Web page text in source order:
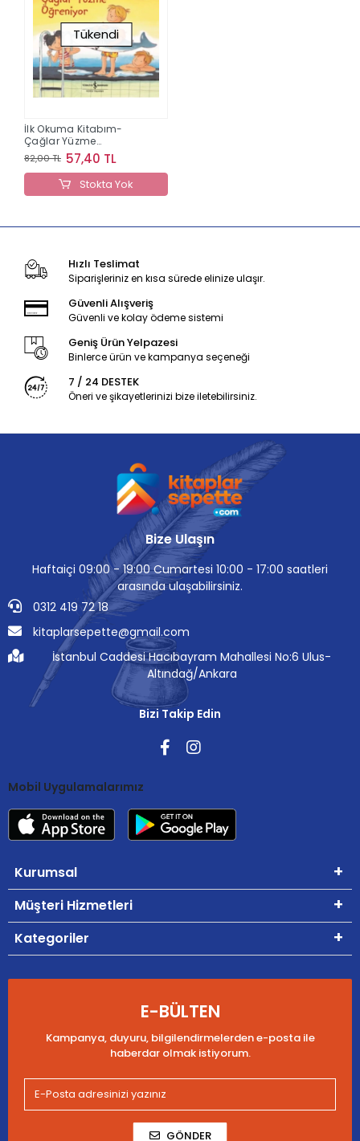
Tükendi
İlk Okuma Kitabım-
Çağlar Yüzme
Öğreniyor
82,00 TL 57,40 TL
Stokta Yok
Hızlı Teslimat
Siparişleriniz en kısa sürede elinize ulaşır.
Güvenli Alışveriş
Güvenli ve kolay ödeme sistemi
Geniş Ürün Yelpazesi
Binlerce ürün ve kampanya seçeneği
7 / 24 DESTEK
Öneri ve şikayetlerinizi bize iletebilirsiniz.
Bize Ulaşın
Haftaiçi 09:00 - 19:00 Cumartesi 10:00 - 17:00 saatleri
arasında ulaşabilirsiniz.
0312 419 72 18
kitaplarsepette@gmail.com
İstanbul Caddesi Hacıbayram Mahallesi No:6 Ulus-
Altındağ/Ankara
Bizi Takip Edin
Mobil Uygulamalarımız
Kurumsal
Müşteri Hizmetleri
Kategoriler
E-BÜLTEN
Kampanya, duyuru, bilgilendirmelerden e-posta ile
haberdar olmak istiyorum.
GÖNDER